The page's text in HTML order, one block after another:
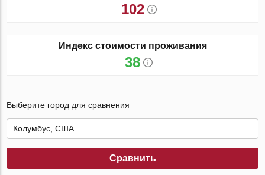
102
Индекс стоимости проживания
38
Выберите город для сравнения
Сравнить